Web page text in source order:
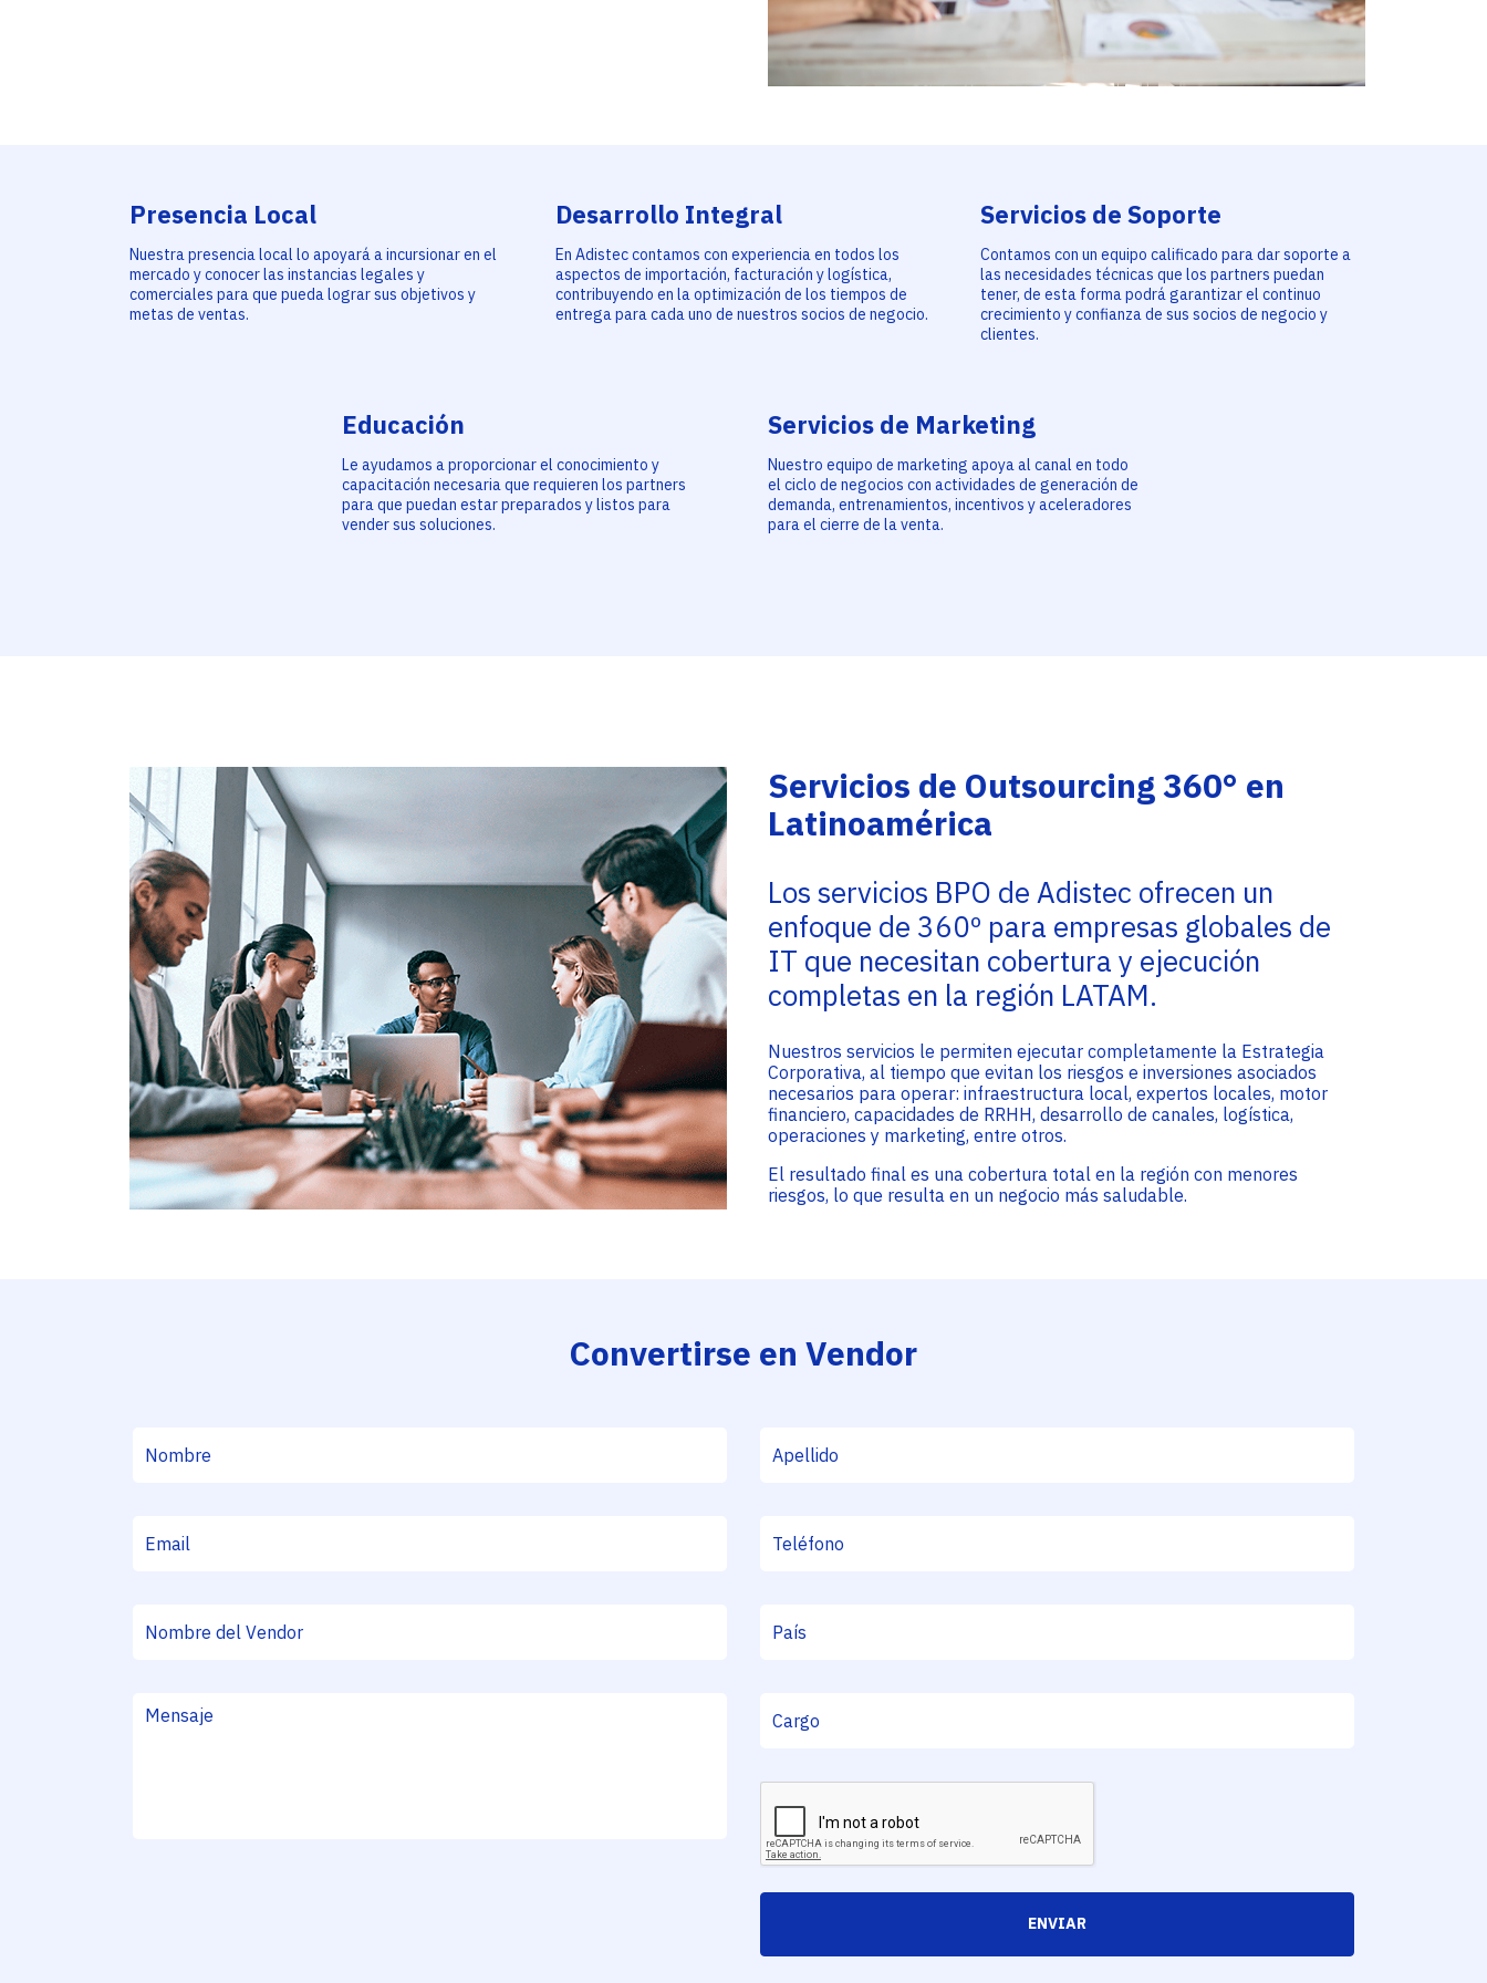
Presencia Local
Nuestra presencia local lo apoyará a incursionar en el
mercado y conocer las instancias legales y
comerciales para que pueda lograr sus objetivos y
metas de ventas.
Desarrollo Integral
En Adistec contamos con experiencia en todos los
aspectos de importación, facturación y logística,
contribuyendo en la optimización de los tiempos de
entrega para cada uno de nuestros socios de negocio.
Servicios de Soporte
Contamos con un equipo calificado para dar soporte a
las necesidades técnicas que los partners puedan
tener, de esta forma podrá garantizar el continuo
crecimiento y confianza de sus socios de negocio y
clientes.
Educación
Le ayudamos a proporcionar el conocimiento y
capacitación necesaria que requieren los partners
para que puedan estar preparados y listos para
vender sus soluciones.
Servicios de Marketing
Nuestro equipo de marketing apoya al canal en todo
el ciclo de negocios con actividades de generación de
demanda, entrenamientos, incentivos y aceleradores
para el cierre de la venta.
Servicios de Outsourcing 360° en
Latinoamérica
Los servicios BPO de Adistec ofrecen un
enfoque de 360º para empresas globales de
IT que necesitan cobertura y ejecución
completas en la región LATAM.
Nuestros servicios le permiten ejecutar completamente la Estrategia
Corporativa, al tiempo que evitan los riesgos e inversiones asociados
necesarios para operar: infraestructura local, expertos locales, motor
financiero, capacidades de RRHH, desarrollo de canales, logística,
operaciones y marketing, entre otros.
El resultado final es una cobertura total en la región con menores
riesgos, lo que resulta en un negocio más saludable.
Convertirse en Vendor
ENVIAR